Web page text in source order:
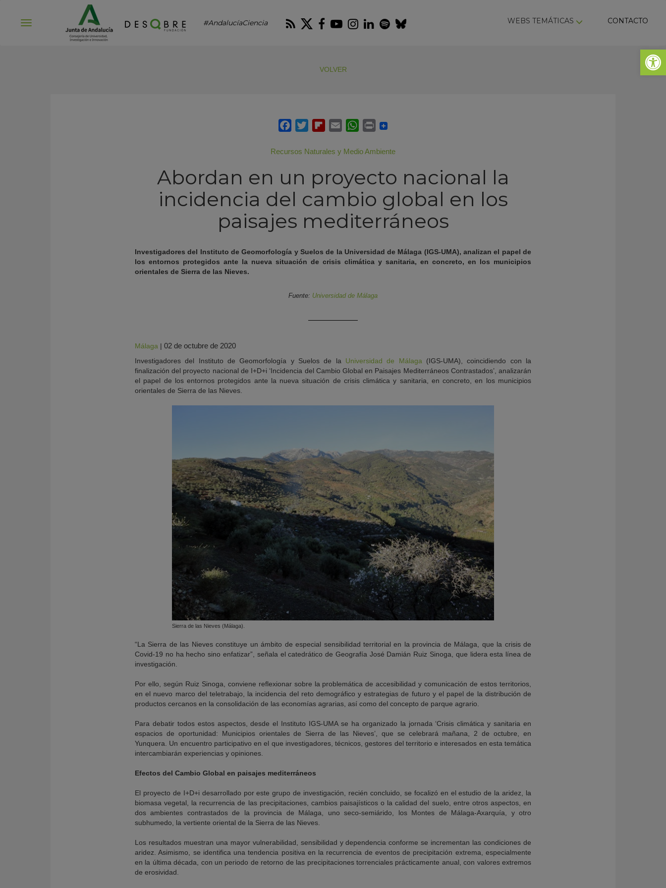
Abrir
#AndalucíaCiencia RSS Twitter
Facebook
Youtube
Instagram
LinkedIn
Spotify
Bluesky WEBS TEMÁTICAS CONTACTO
VOLVER
Recursos Naturales y Medio Ambiente
Abordan en un proyecto nacional la
incidencia del cambio global en los
paisajes mediterráneos
Investigadores del Instituto de Geomorfología y Suelos de la Universidad de Málaga (IGS-UMA), analizan el papel de
los entornos protegidos ante la nueva situación de crisis climática y sanitaria, en concreto, en los municipios
orientales de Sierra de las Nieves.
Fuente: Universidad de Málaga
Málaga | 02 de octubre de 2020
Investigadores del Instituto de Geomorfología y Suelos de la Universidad de Málaga (IGS-UMA), coincidiendo con la
finalización del proyecto nacional de I+D+i ‘Incidencia del Cambio Global en Paisajes Mediterráneos Contrastados’, analizarán
el papel de los entornos protegidos ante la nueva situación de crisis climática y sanitaria, en concreto, en los municipios
orientales de Sierra de las Nieves.
Sierra de las Nieves (Málaga).
“La Sierra de las Nieves constituye un ámbito de especial sensibilidad territorial en la provincia de Málaga, que la crisis de
Covid-19 no ha hecho sino enfatizar”, señala el catedrático de Geografía José Damián Ruiz Sinoga, que lidera esta línea de
investigación.
Por ello, según Ruiz Sinoga, conviene reflexionar sobre la problemática de accesibilidad y comunicación de estos territorios,
en el nuevo marco del teletrabajo, la incidencia del reto demográfico y estrategias de futuro y el papel de la distribución de
productos cercanos en la consolidación de las economías agrarias, así como del concepto de parque agrario.
Para debatir todos estos aspectos, desde el Instituto IGS-UMA se ha organizado la jornada ‘Crisis climática y sanitaria en
espacios de oportunidad: Municipios orientales de Sierra de las Nieves’, que se celebrará mañana, 2 de octubre, en
Yunquera. Un encuentro participativo en el que investigadores, técnicos, gestores del territorio e interesados en esta temática
intercambiarán experiencias y opiniones.
Efectos del Cambio Global en paisajes mediterráneos
El proyecto de I+D+i desarrollado por este grupo de investigación, recién concluido, se focalizó en el estudio de la aridez, la
biomasa vegetal, la recurrencia de las precipitaciones, cambios paisajísticos o la calidad del suelo, entre otros aspectos, en
dos ambientes contrastados de la provincia de Málaga, uno seco-semiárido, los Montes de Málaga-Axarquía, y otro
subhumedo, la vertiente oriental de la Sierra de las Nieves.
Los resultados muestran una mayor vulnerabilidad, sensibilidad y dependencia conforme se incrementan las condiciones de
aridez. Asimismo, se identifica una tendencia positiva en la recurrencia de eventos de precipitación extrema, especialmente
en la última década, con un periodo de retorno de las precipitaciones torrenciales prácticamente anual, con valores extremos
de erosividad.